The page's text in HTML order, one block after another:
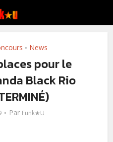
• News
pour le
Black Rio
Par Funk★U